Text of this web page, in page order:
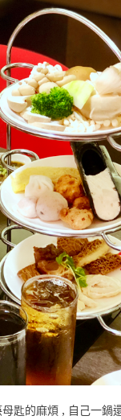
匙的麻煩 , 自己一鍋